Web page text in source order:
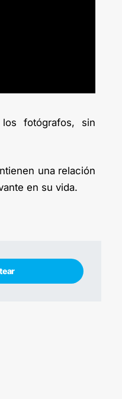
fotógrafos, sin
una relación
en su vida.